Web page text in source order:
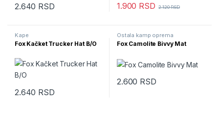
2.640 RSD 1.900 RSD 2.120RSD
Kape
Fox Kačket Trucker Hat B/O
2.640 RSD
Ostala kamp oprema
Fox Camolite Bivvy Mat
2.600 RSD